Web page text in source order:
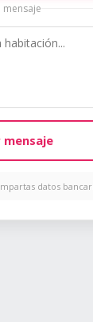
mensaje
mensaje
datos